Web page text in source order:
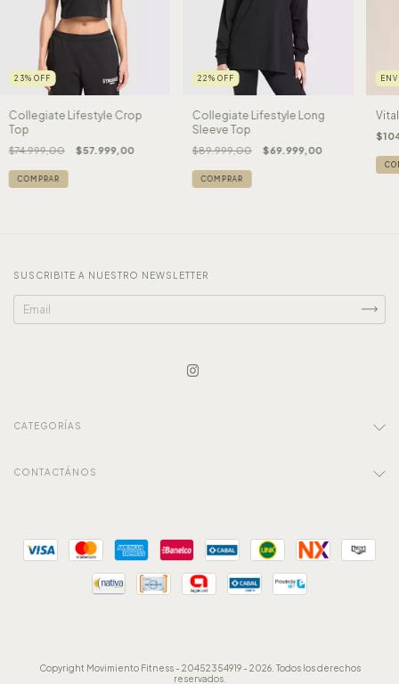
23% OFF
Collegiate Lifestyle Crop
Top
$74.999,00 $57.999,00
COMPRAR
22 % OFF
Collegiate Lifestyle Long
Sleeve Top
$89.999,00 $69.999,00
COMPRAR
SUSCRIBITE A NUESTRO NEWSLETTER
CATEGORÍAS
CONTACTÁNOS
Copyright Movimiento Fitness - 20452354919 - 2026. Todos los derechos
reservados.